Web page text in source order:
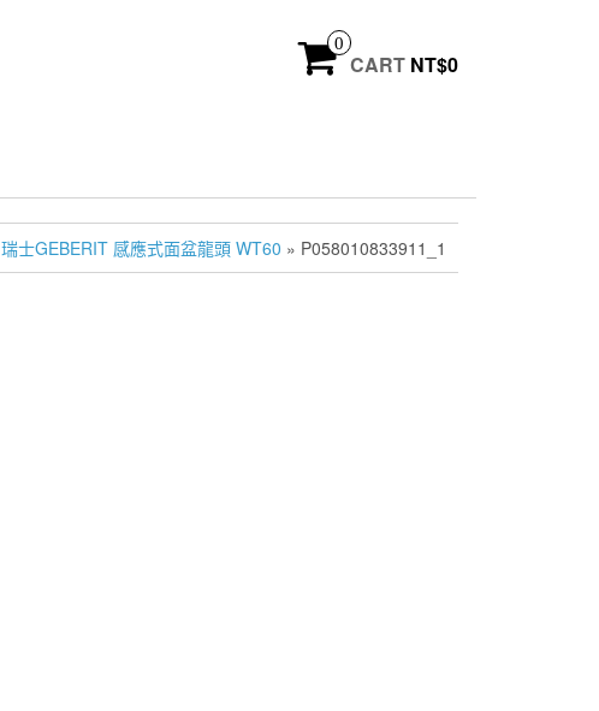
0
CART NT$0
瑞士GEBERIT 感應式面盆龍頭 WT60 » P058010833911_1